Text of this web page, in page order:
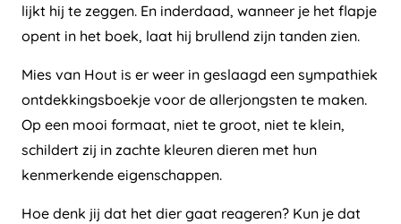
lijkt hij te zeggen. En inderdaad, wanneer je het flapje
opent in het boek, laat hij brullend zijn tanden zien.
Mies van Hout is er weer in geslaagd een sympathiek
ontdekkingsboekje voor de allerjongsten te maken.
Op een mooi formaat, niet te groot, niet te klein,
schildert zij in zachte kleuren dieren met hun
kenmerkende eigenschappen.
Hoe denk jij dat het dier gaat reageren? Kun je dat